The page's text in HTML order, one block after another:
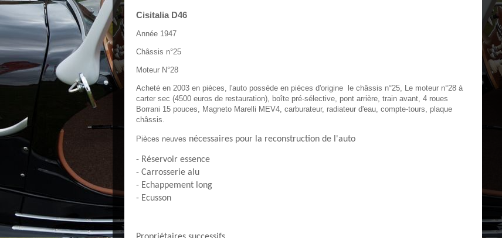
Cisitalia D46
Année 1947
Châssis n°25
Moteur N°28
Acheté en 2003 en pièces, l'auto possède en pièces d'origine le châssis n°25, Le moteur n°28 à
carter sec (4500 euros de restauration), boîte pré-sélective, pont arrière, train avant, 4 roues
Borrani 15 pouces, Magneto Marelli MEV4, carburateur, radiateur d'eau, compte-tours, plaque
châssis.
Pièces neuves nécessaires pour la reconstruction de l'auto
- Réservoir essence
- Carrosserie alu
- Echappement long
- Ecusson